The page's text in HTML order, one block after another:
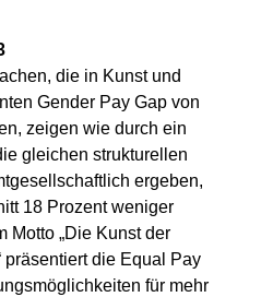
die in Kunst und
Gender Pay Gap von
zeigen wie durch ein
gleichen strukturellen
ergeben,
18 Prozent weniger
Motto „Die Kunst der
die Equal Pay
für mehr